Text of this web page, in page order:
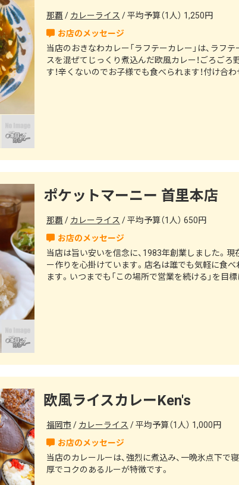
那覇 カレーライス 平均予算（1人） 1,250円
当店のおきなわカレー「ラフテーカレー」は、ラフ
スを混ぜてじっくり煮込んだ欧風カレー！ごろご
す！辛くないのでお子様でも食べられます！付け合
ポケットマーニー 首里本店
那覇 カレーライス 平均予算（1人） 650円
当店は旨い安いを信念に、1983年創業しました。現
ー作りを心掛けています。店名は誰でも気軽に食
ます。いつまでも「この場所で営業を続ける」を目
欧風ライスカレーKen's
福岡市 カレーライス 平均予算（1人） 1,000円
当店のカレールーは、強烈に煮込み、一晩氷点下
厚でコクのあるルーが特徴です。